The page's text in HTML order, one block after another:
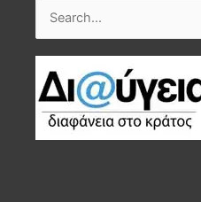
Search